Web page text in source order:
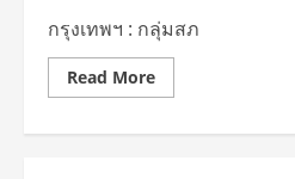
กรุงเทพฯ : กลุ่มสภ
Read MoreRead
more